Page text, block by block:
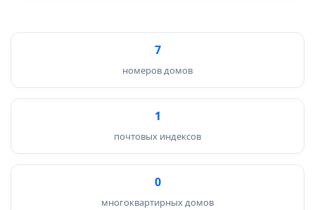
7
номеров домов
1
почтовых индексов
0
многоквартирных домов